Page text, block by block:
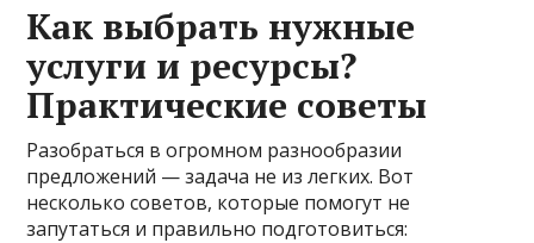
Как выбрать нужные
услуги и ресурсы?
Практические советы
Разобраться в огромном разнообразии
предложений — задача не из легких. Вот
несколько советов, которые помогут не
запутаться и правильно подготовиться: